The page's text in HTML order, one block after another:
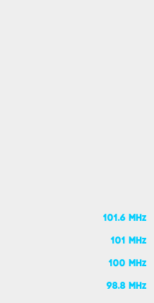
101.6 MHz
101 MHz
100 MHz
98.8 MHz